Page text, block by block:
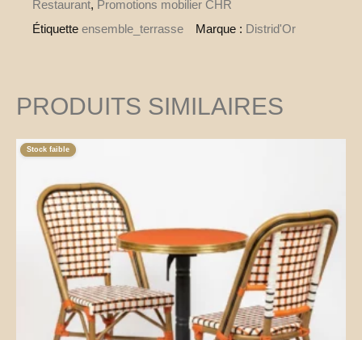
Restaurant, Promotions mobilier CHR
Étiquette ensemble_terrasse Marque : Distrid'Or
PRODUITS SIMILAIRES
Stock faible